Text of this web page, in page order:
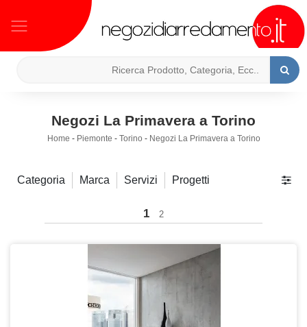
Negozi La Primavera a Torino
Home - Piemonte - Torino - Negozi La Primavera a Torino
Categoria Marca Servizi Progetti
1 2